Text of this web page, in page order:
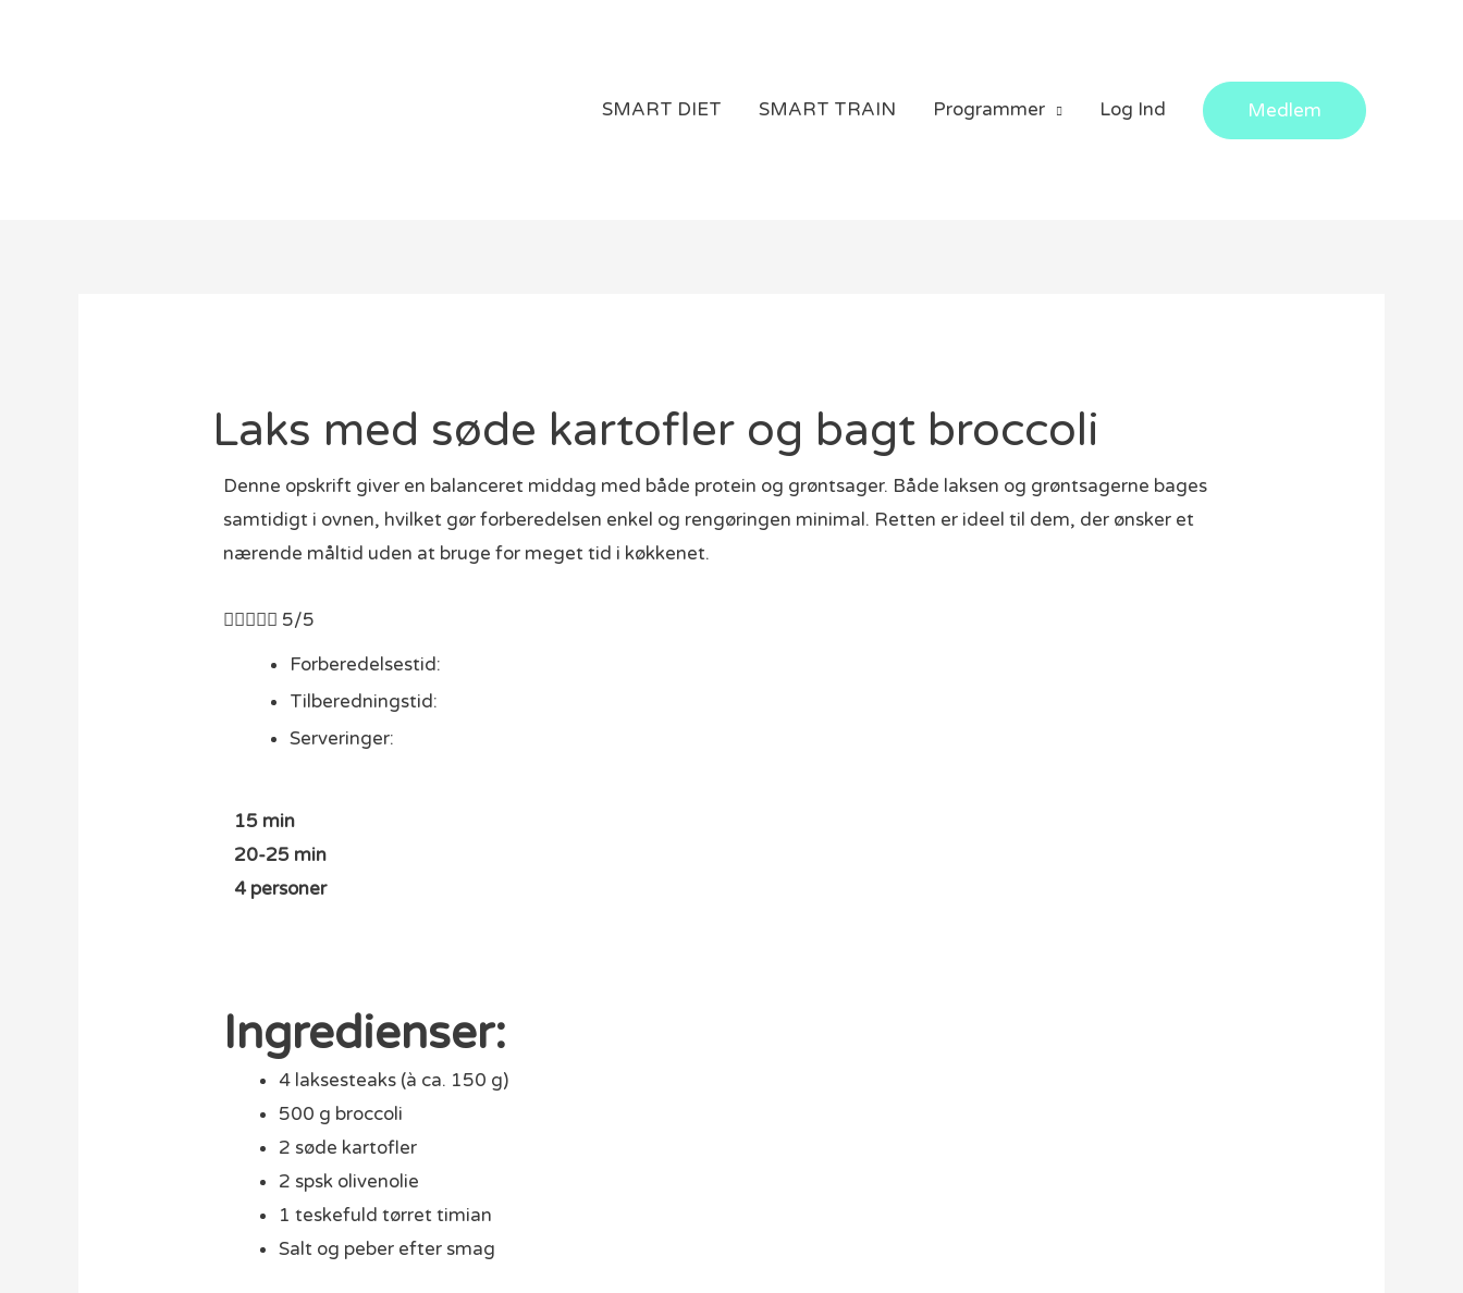
SMART DIET SMART TRAIN Programmer Log Ind Medlem
Laks med søde kartofler og bagt broccoli
Denne opskrift giver en balanceret middag med både protein og grøntsager. Både laksen og grøntsagerne bages
samtidigt i ovnen, hvilket gør forberedelsen enkel og rengøringen minimal. Retten er ideel til dem, der ønsker et
nærende måltid uden at bruge for meget tid i køkkenet.
 5/5
Forberedelsestid:
Tilberedningstid:
Serveringer:
15 min
20-25 min
4 personer
Ingredienser:
4 laksesteaks (à ca. 150 g)
500 g broccoli
2 søde kartofler
2 spsk olivenolie
1 teskefuld tørret timian
Salt og peber efter smag